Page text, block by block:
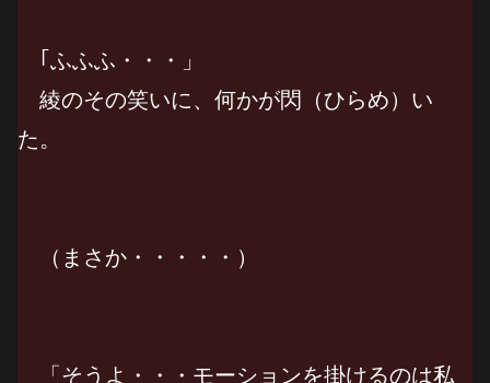
｢ふふふ・・・」
綾のその笑いに、何かが閃（ひらめ）い
た。
（まさか・・・・・）
「そうよ・・・モーションを掛けるのは私